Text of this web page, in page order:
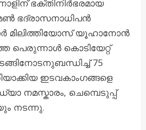
ഭക്തിനിർഭരമായ
ഭദ്രാസനാധിപൻ
മിലിത്തിയോസ് യൂഹാനോൻ
പെരുന്നാൾ കൊടിയേറ്റ്
75
ഇടവകാംഗങ്ങളെ
നമസ്കാരം, ചെമ്പെടുപ്പ്
നടന്നു.